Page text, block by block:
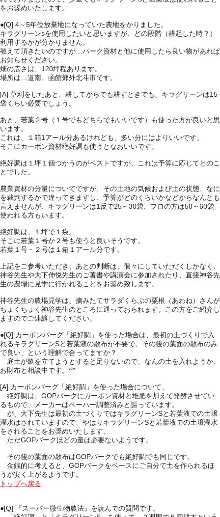
をお奨めいたします。
●[Q] 4～5年位放棄地になっていた農地をかりました。
キラグリーンsを使用したいと思いますが、どの段階（耕起した時？）
利用するかが分かりません。
教えて頂きたいのですが…パーク資材と他に使用したら良い物があれば
お知らせください。
畑の広さは、120坪程あります。
場所は…道南、函館郊外北斗市です。
[A] 草刈をしたあと、耕してからでも耕すときでも、キラグリーンは15
袋くらい必要でしょう。
あと、若葉２号（１号でもどちらでもいいです）も使った方が良いと思
います。
これは、１箱1アール分あるけれども、多い分にはよりいいです。
そこにカーボン資材絶好調も使うとなおいいです。
絶好調は１坪１個つかうのがベストですが、これは予算に応じてとのこ
とでした。
農業資材の分量についてですが、その土地の気候および土の状態、なに
を裁判するかで違ってきますし、予算がどのくらいかなどからなんとも
言えませんが、キラグリーンは1反で25～30袋、プロの方は50～60袋
使われる方もいます。
絶好調は、１坪で１袋。
そこに若葉１号か２号も使うと良いそうです。
若葉１号・２号は１箱１アール分です。
上記をご参考いただき、あとの判断は、個々にしていただくしかなく、
神谷先生や大下伸悦先生のご著書や講演会に参加されたり、直接神谷先
生の農場に見学に行かれることをお奨め致します。
神谷先生の農場見学は、摘みたてサラダくらぶの粟根（あわね）さんが
ちょくちょく神谷先生のところに通っておられます。この方をご紹介し
ますのでご連絡してください。
●[Q] カーボンバーグ「絶好調」を使った場合は、最初の土づくりで入
れるキラグリーンSと若葉液の散布が不要で、その後の葉面の散布のみ
で良い、という理解で合ってますか？
庭土が畝を立てようとすると足りないので、なんの土を入れようか、
お財布と相談中です。^^
[A] カーボンバーグ「絶好調」を使った場合について、
絶好調は、GOPバークにカーボン資材と堆肥を加えて発酵させてい
るもので、メーカーはペーハー調整済みと謳っています。
が、大下先生は最初の土づくりではキラグリーンSと若葉液での土壌
灌水はされていますので、やはりキラグリーンSと若葉液での土壌灌水
をされることをお奨めいたします。
ただGOPバークほどの量は必要ないようです。
その後の葉面の散布はGOPバークでも絶好調でも同じです。
金銭的に考えると、GOPバークをベースにご自分で土を作られるほ
うが安く上がるようです。
トップへ戻る
●[Q]
『スーパー微生物農法』を読んでの質問です。